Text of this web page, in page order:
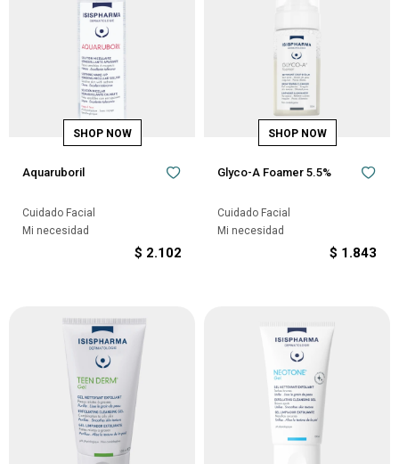
Aquaruboril
Cuidado Facial
Mi necesidad
$ 2.102
Glyco-A Foamer 5.5%
Cuidado Facial
Mi necesidad
$ 1.843